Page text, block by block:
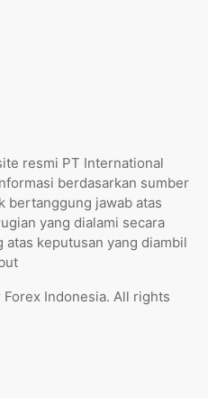
resmi PT International
berdasarkan sumber
bertanggung jawab atas
yang dialami secara
atas keputusan yang diambil
Indonesia. All rights